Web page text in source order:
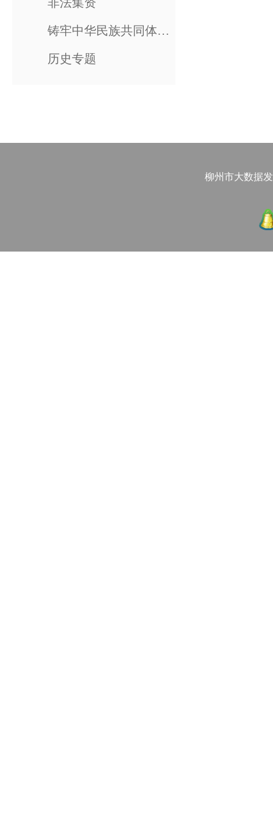
铸牢中华民族共同体意识
历史专题
柳州市大数据